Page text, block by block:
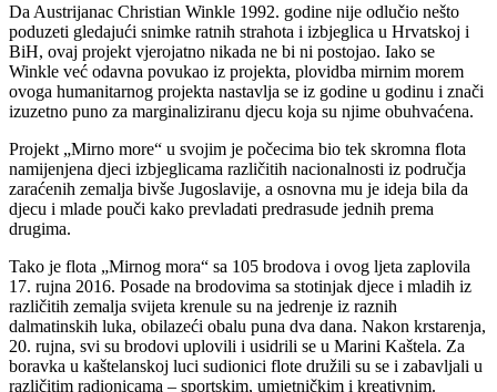
Da Austrijanac Christian Winkle 1992. godine nije odlučio nešto
poduzeti gledajući snimke ratnih strahota i izbjeglica u Hrvatskoj i
BiH, ovaj projekt vjerojatno nikada ne bi ni postojao. Iako se
Winkle već odavna povukao iz projekta, plovidba mirnim morem
ovoga humanitarnog projekta nastavlja se iz godine u godinu i znači
izuzetno puno za marginaliziranu djecu koja su njime obuhvaćena.
Projekt „Mirno more“ u svojim je počecima bio tek skromna flota
namijenjena djeci izbjeglicama različitih nacionalnosti iz područja
zaraćenih zemalja bivše Jugoslavije, a osnovna mu je ideja bila da
djecu i mlade pouči kako prevladati predrasude jednih prema
drugima.
Tako je flota „Mirnog mora“ sa 105 brodova i ovog ljeta zaplovila
17. rujna 2016. Posade na brodovima sa stotinjak djece i mladih iz
različitih zemalja svijeta krenule su na jedrenje iz raznih
dalmatinskih luka, obilazeći obalu puna dva dana. Nakon krstarenja,
20. rujna, svi su brodovi uplovili i usidrili se u Marini Kaštela. Za
boravka u kaštelanskoj luci sudionici flote družili su se i zabavljali u
različitim radionicama – sportskim, umjetničkim i kreativnim.